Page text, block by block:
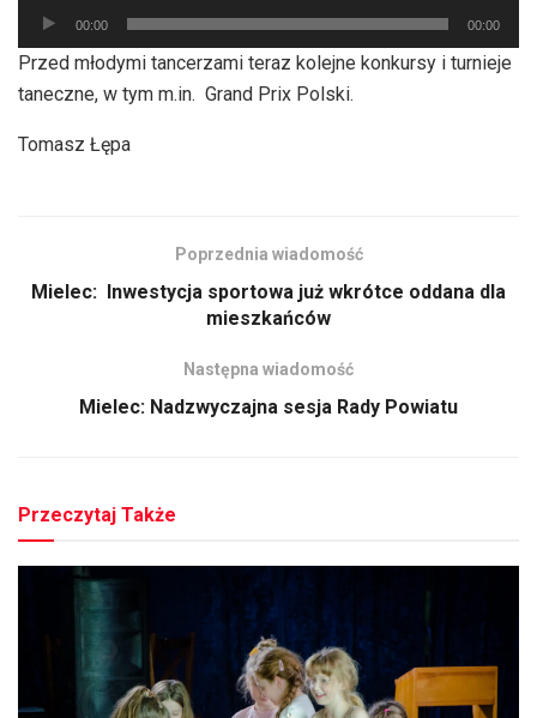
Odtwarzacz
plików
dźwiękowych
00:00 00:00
Przed młodymi tancerzami teraz kolejne konkursy i turnieje
taneczne, w tym m.in. Grand Prix Polski.
Tomasz Łępa
Poprzednia wiadomość
Mielec: Inwestycja sportowa już wkrótce oddana dla
mieszkańców
Następna wiadomość
Mielec: Nadzwyczajna sesja Rady Powiatu
Przeczytaj Także